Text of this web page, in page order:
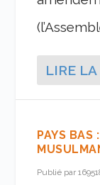
LIRE
PAYS BAS
Publié par